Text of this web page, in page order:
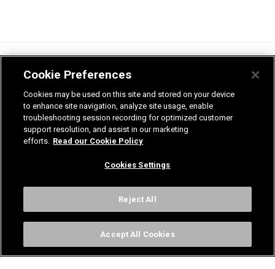
Producten
Sectoren
Germany
Cookie Preferences
Cookies may be used on this site and stored on your device
to enhance site navigation, analyze site usage, enable
troubleshooting session recording for optimized customer
support resolution, and assist in our marketing
efforts. Read our Cookie Policy
Cookies Settings
Reject All
Accept All Cookies